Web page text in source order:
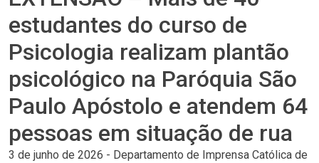
estudantes do curso de
Psicologia realizam plantão
psicológico na Paróquia São
Paulo Apóstolo e atendem 64
pessoas em situação de rua
3 de junho de 2026 - Departamento de Imprensa Católica de